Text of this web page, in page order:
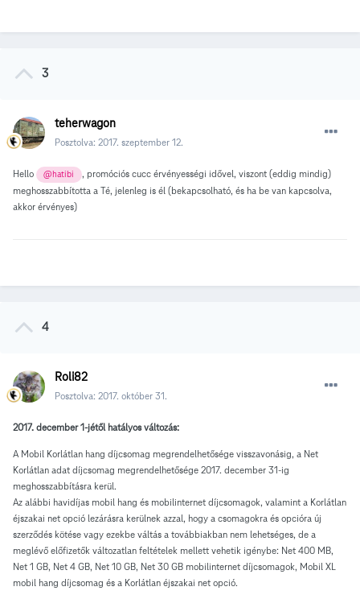
3
teherwagon
Posztolva: 2017. szeptember 12.
Hello @hatibi
, promóciós cucc érvényességi idővel, viszont (eddig mindig)
meghosszabbította a Té, jelenleg is él (bekapcsolható, és ha be van kapcsolva,
akkor érvényes)
4
Roli82
Posztolva: 2017. október 31.
2017. december 1-jétől hatályos változás:
A Mobil Korlátlan hang díjcsomag megrendelhetősége visszavonásig, a Net
Korlátlan adat díjcsomag megrendelhetősége 2017. december 31-ig
meghosszabbításra kerül.
Az alábbi havidíjas mobil hang és mobilinternet díjcsomagok, valamint a Korlátlan
éjszakai net opció lezárásra kerülnek azzal, hogy a csomagokra és opcióra új
szerződés kötése vagy ezekbe váltás a továbbiakban nem lehetséges, de a
meglévő előfizetők változatlan feltételek mellett vehetik igénybe: Net 400 MB,
Net 1 GB, Net 4 GB, Net 10 GB, Net 30 GB mobilinternet díjcsomagok, Mobil XL
mobil hang díjcsomag és a Korlátlan éjszakai net opció.